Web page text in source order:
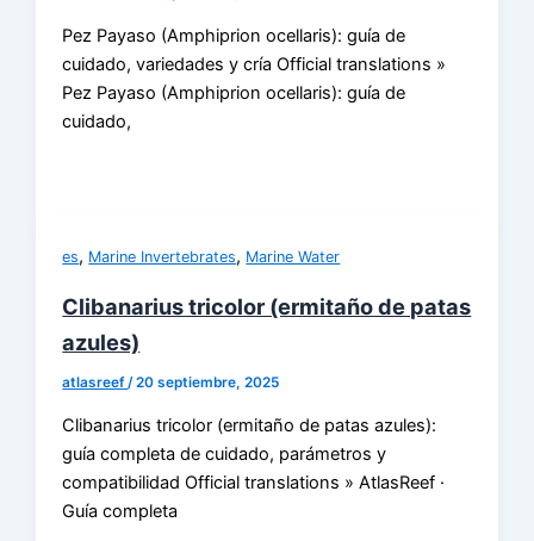
Pez Payaso (Amphiprion ocellaris): guía de
cuidado, variedades y cría Official translations »
Pez Payaso (Amphiprion ocellaris): guía de
cuidado,
es, Marine Invertebrates, Marine Water
Clibanarius tricolor (ermitaño de patas
azules)
atlasreef/20 septiembre, 2025
Clibanarius tricolor (ermitaño de patas azules):
guía completa de cuidado, parámetros y
compatibilidad Official translations » AtlasReef ·
Guía completa